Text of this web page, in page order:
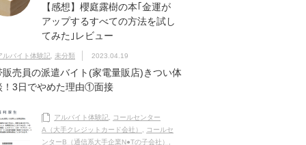
【感想】櫻庭露樹の本｢金運が
アップするすべての方法を試し
てみた｣レビュー
ルバイト体験記 未分類 2023.04.19
販売員の派遣バイト(家電量販店)きつい体
！3日でやめた理由①面接
アルバイト体験記
コールセンター
A（大手クレジットカード会社）
コールセ
ンターB（通信系大手企業N●Tの子会社）